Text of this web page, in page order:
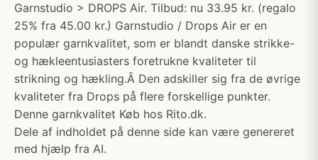
Garnstudio > DROPS Air. Tilbud: nu 33.95 kr. (regalo
25% fra 45.00 kr.) Garnstudio / Drops Air er en
populær garnkvalitet, som er blandt danske strikke-
og hækleentusiasters foretrukne kvaliteter til
strikning og hækling.Â Den adskiller sig fra de øvrige
kvaliteter fra Drops på flere forskellige punkter.
Denne garnkvalitet Køb hos Rito.dk.
Dele af indholdet på denne side kan være genereret
med hjælp fra AI.